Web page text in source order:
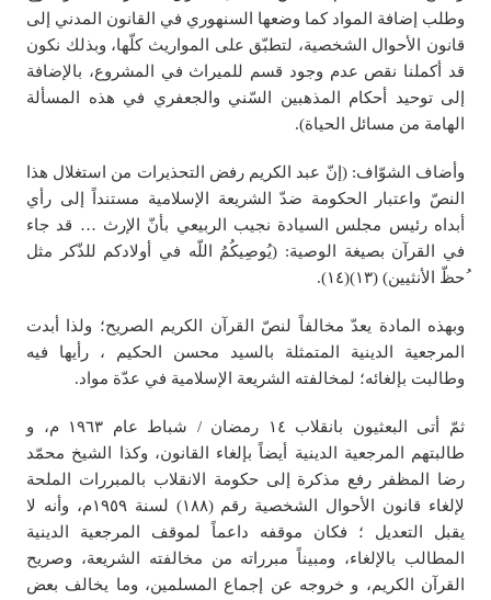
وطلب إضافة المواد كما وضعها السنهوري في القانون المدني إلى
قانون الأحوال الشخصية، لتطبّق على المواريث كلّها، وبذلك نكون
قد أكملنا نقص عدم وجود قسم للميراث في المشروع، بالإضافة
إلى توحيد أحكام المذهبين السّني والجعفري في هذه المسألة
الهامة من مسائل الحياة).
وأضاف الشوّاف: (إنّ عبد الكريم رفض التحذيرات من استغلال هذا
النصّ واعتبار الحكومة ضدّ الشريعة الإسلامية مستنداً إلى رأي
أبداه رئيس مجلس السيادة نجيب الربيعي بأنّ الإرث … قد جاء
في القرآن بصيغة الوصية: (يُوصِيكُمُ اللّه في أولادكم للذّكر مثل
ُحظّ الأنثيين) (١٣)(١٤).
وبهذه المادة يعدّ مخالفاً لنصّ القرآن الكريم الصريح؛ ولذا أبدت
المرجعية الدينية المتمثلة بالسيد محسن الحكيم ، رأيها فيه
وطالبت بإلغائه؛ لمخالفته الشريعة الإسلامية في عدّة مواد.
ثمّ أتى البعثیون بانقلاب ١٤ رمضان / شباط عام ١٩٦٣ م، و
طالبتهم المرجعیة الدينية أيضاً بإلغاء القانون، وكذا الشيخ محمّد
رضا المظفر رفع مذكرة إلى حكومة الانقلاب بالمبررات الملحة
لإلغاء قانون الأحوال الشخصية رقم (١٨٨) لسنة ١٩٥٩م، وأنه لا
يقبل التعديل ؛ فكان موقفه داعماً لموقف المرجعية الدينية
المطالب بالإلغاء، ومبيناً مبرراته من مخالفته الشريعة، وصريح
القرآن الکریم، و خروجه عن إجماع المسلمين، وما يخالف بعض